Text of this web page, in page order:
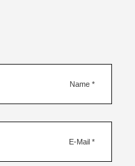
Name *
E-Mail *